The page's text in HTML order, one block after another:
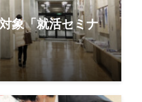
象「就活セミナ